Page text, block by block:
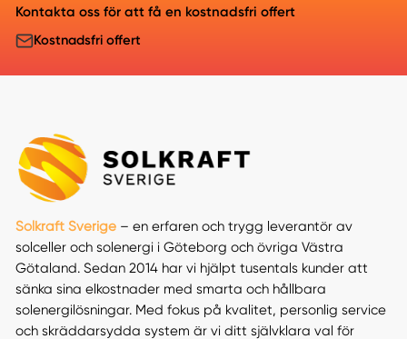
Kontakta oss för att få en kostnadsfri offert
Kostnadsfri offert
Solkraft Sverige– en erfaren och trygg leverantör av
solceller och solenergi i Göteborg och övriga Västra
Götaland. Sedan 2014 har vi hjälpt tusentals kunder att
sänka sina elkostnader med smarta och hållbara
solenergilösningar. Med fokus på kvalitet, personlig service
och skräddarsydda system är vi ditt självklara val för